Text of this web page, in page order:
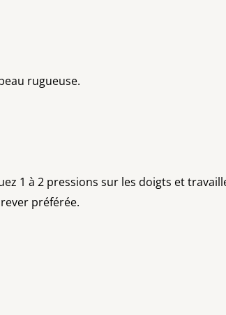
rugueuse.
1 à 2 pressions sur les doigts et
préférée.